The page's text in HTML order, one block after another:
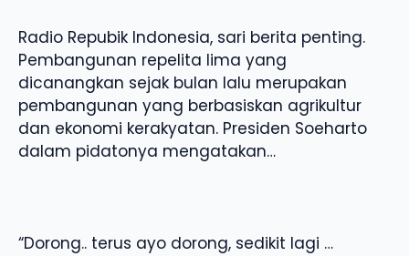
Radio Repubik Indonesia, sari berita penting.
Pembangunan repelita lima yang
dicanangkan sejak bulan lalu merupakan
pembangunan yang berbasiskan agrikultur
dan ekonomi kerakyatan. Presiden Soeharto
dalam pidatonya mengatakan…
“Dorong.. terus ayo dorong, sedikit lagi …